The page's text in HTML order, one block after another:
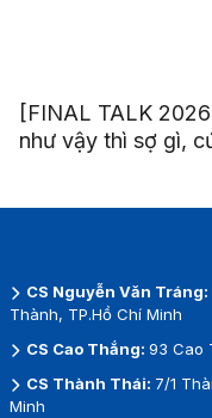
[FINAL TALK
như vậy thì sợ gì,
CS Nguyễn Văn Tráng:
Thành, TP.Hồ Chí Minh
CS Cao Thắng: 93 Cao
CS Thành Thái: 7/1
Minh